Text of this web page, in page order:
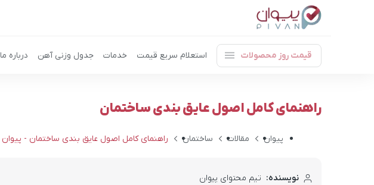
قیمت روز محصولات استعلام سریع قیمت خدمات جدول وزنی آهن درباره ما
راهنمای کامل اصول عایق بندی ساختمان
پیوان مقالات ساختمان راهنمای کامل اصول عایق بندی ساختمان - پیوان
نویسنده: تیم محتوای پیوان